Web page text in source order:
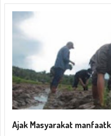
Ajak Masyarakat